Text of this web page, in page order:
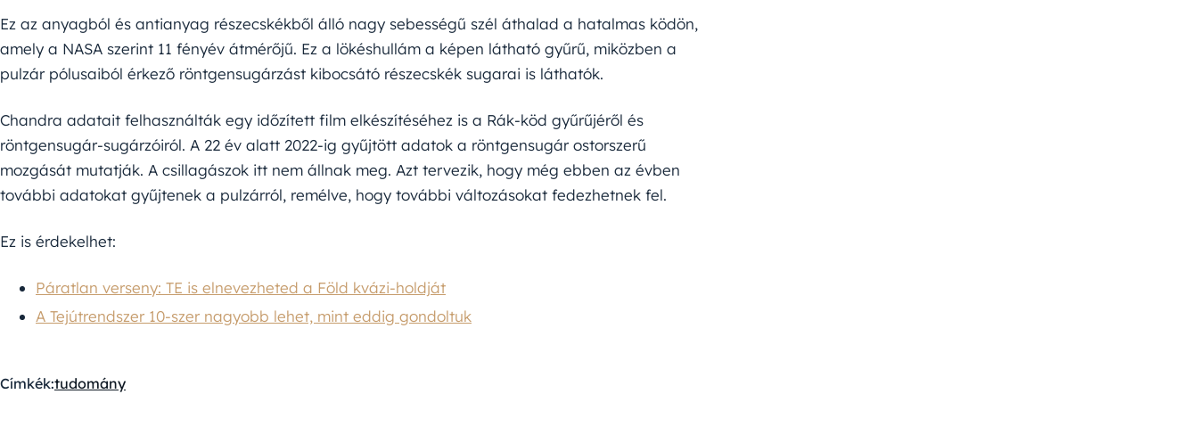
Ez az anyagból és antianyag részecskékből álló nagy sebességű szél áthalad a hatalmas ködön,
amely a NASA szerint 11 fényév átmérőjű. Ez a lökéshullám a képen látható gyűrű, miközben a
pulzár pólusaiból érkező röntgensugárzást kibocsátó részecskék sugarai is láthatók.
Chandra adatait felhasználták egy időzített film elkészítéséhez is a Rák-köd gyűrűjéről és
röntgensugár-sugárzóiról. A 22 év alatt 2022-ig gyűjtött adatok a röntgensugár ostorszerű
mozgását mutatják. A csillagászok itt nem állnak meg. Azt tervezik, hogy még ebben az évben
további adatokat gyűjtenek a pulzárról, remélve, hogy további változásokat fedezhetnek fel.
Ez is érdekelhet:
Páratlan verseny: TE is elnevezheted a Föld kvázi-holdját
A Tejútrendszer 10-szer nagyobb lehet, mint eddig gondoltuk
Címkék:tudomány